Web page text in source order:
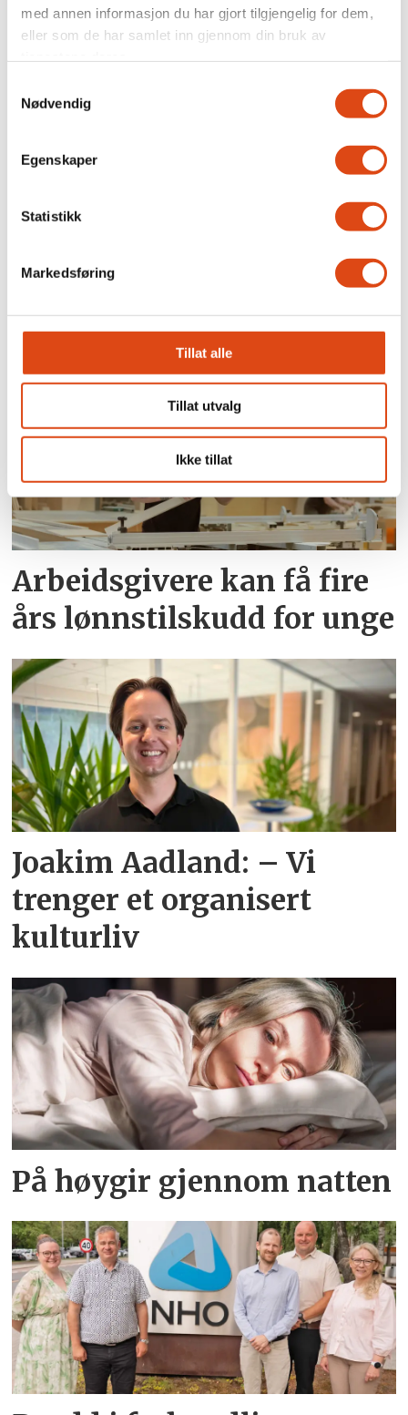
med annen informasjon du har gjort tilgjengelig for dem,
eller som de har samlet inn gjennom din bruk av
Nødvendig
Egenskaper
Statistikk
Markedsføring
Tillat alle
Tillat utvalg
Ikke tillat
Fit for flight
Nei i uravstemningen:
Kabinansatte i SAS krever
nye samtaler
Arbeidsgivere kan få fire
års lønnstilskudd for unge
Joakim Aadland: – Vi
trenger et organisert
kulturliv
På høygir gjennom natten